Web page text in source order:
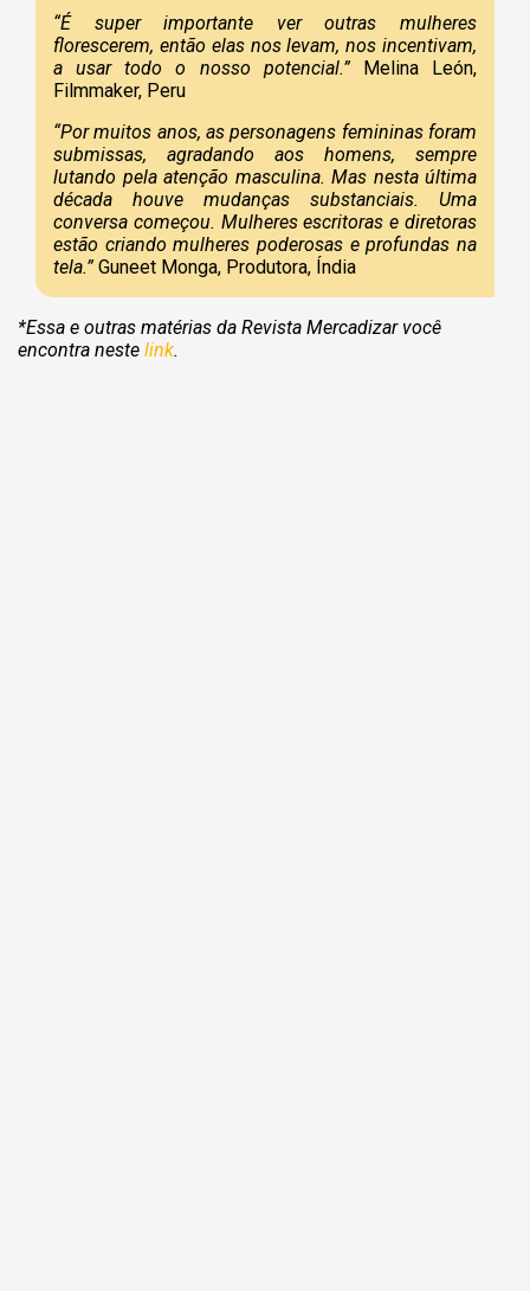
“É super importante ver outras mulheres
florescerem, então elas nos levam, nos incentivam,
a usar todo o nosso potencial.”
Melina León,
Filmmaker, Peru
“Por muitos anos, as personagens femininas foram
submissas, agradando aos homens, sempre
lutando pela atenção masculina. Mas nesta última
década houve mudanças substanciais. Uma
conversa começou. Mulheres escritoras e diretoras
estão criando mulheres poderosas e profundas na
tela.”Guneet Monga, Produtora, Índia
*Essa e outras matérias da Revista Mercadizar você
encontra neste link.